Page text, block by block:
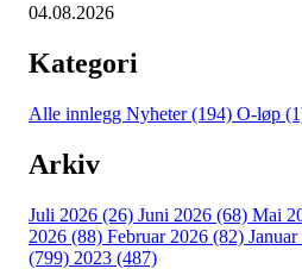
04.08.2026
Kategori
Alle innlegg Nyheter (194) O-løp
Arkiv
Juli 2026 (26) Juni 2026 (68) Mai
2026 (88) Februar 2026 (82)
(799) 2023 (487)